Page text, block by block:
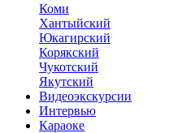
Коми
Хантыйский
Юкагирский
Корякский
Чукотский
Якутский
Видеоэкскурсии
Интервью
Караоке